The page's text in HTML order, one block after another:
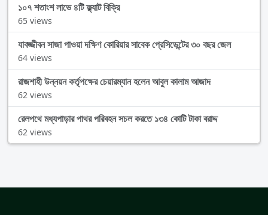
১০৭ শতাংশ লাভে ৪টি ফ্ল্যাট বিক্রি
65 views
যাবজ্জীবন সাজা পাওয়া দক্ষিণ কোরিয়ার সাবেক প্রেসিডেন্টের ৩০ বছর জেল
64 views
রাজশাহী উন্নয়ন কর্তৃপক্ষের চেয়ারম্যান হলেন আবুল কালাম আজাদ
62 views
রেলপথে মধ্যপাড়ার পাথর পরিবহন সচল করতে ১৩৪ কোটি টাকা বরাদ্দ
62 views